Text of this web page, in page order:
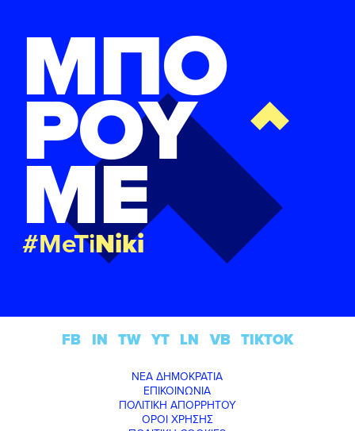
ΜΠΟ
ΡΟΥ
ΜΕ
#MeTiNiki
ΝΕΑ ΔΗΜΟΚΡΑΤΙΑ
ΕΠΙΚΟΙΝΩΝΙΑ
ΠΟΛΙΤΙΚΗ ΑΠΟΡΡΗΤΟΥ
ΟΡΟΙ ΧΡΗΣΗΣ
FB IN TW YT LN VB TIKTOK